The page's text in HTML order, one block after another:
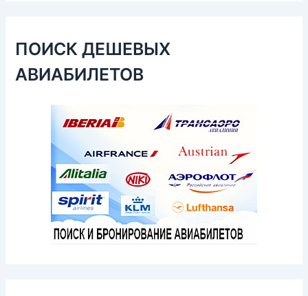
ПОИСК ДЕШЕВЫХ
АВИАБИЛЕТОВ